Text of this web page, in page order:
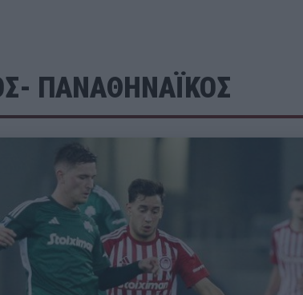
ΠΑΝΑΘΗΝΑΪΚΟΣ